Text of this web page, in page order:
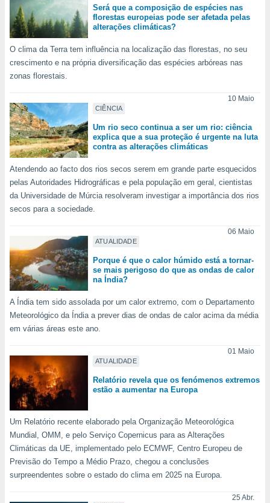
Será que a composição de espécies nas
florestas europeias pode ser afetada pelas
alterações climáticas?
O clima da Terra tem influência na localização das florestas, no seu
crescimento e na própria diversificação das espécies arbóreas nas
zonas florestais.
CIÊNCIA
10 Maio
Um rio seco continua a ser um rio: ciência
explica que a sua proteção é urgente na luta
contra as alterações climáticas
Atendendo ao facto dos rios secos serem em grande parte esquecidos
pelas Autoridades Hidrográficas e pela população em geral, cientistas
da Universidade de Múrcia resolveram investigar a importância dos rios
secos para a sociedade.
ATUALIDADE
06 Maio
Porque é que o calor húmido está a tornar-
se mais perigoso do que as ondas de calor
na Índia?
A Índia tem sido assolada por um calor extremo, com o Departamento
Meteorológico da Índia a prever dias de ondas de calor acima da média
em várias áreas este ano.
ATUALIDADE
01 Maio
Relatório revela que os fenómenos extremos
estão a aumentar na Europa
Um Relatório recente elaborado pela Organização Meteorológica
Mundial, OMM, e pelo Serviço Copernicus para as Alterações
Climáticas da UE, implementado pelo ECMWF, Centro Europeu de
Previsão do Tempo a Médio Prazo, chegou a conclusões
surpreendentes sobre o estado do clima em 2025 na Europa.
25 Abr.